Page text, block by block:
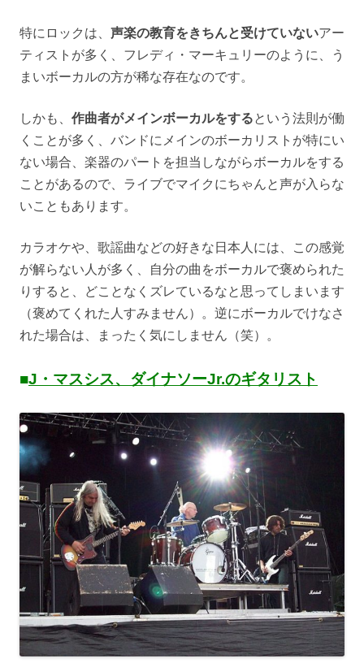
特にロックは、 声楽の教育をきちんと受けていないアー
ティストが多く、フレディ・マーキュリーのように、う
まいボーカルの方が稀な存在なのです。
しかも、 作曲者がメインボーカルをするという法則が働
くことが多く、バンドにメインのボーカリストが特にい
ない場合、楽器のパートを担当しながらボーカルをする
ことがあるので、ライブでマイクにちゃんと声が入らな
いこともあります。
カラオケや、歌謡曲などの好きな日本人には、この感覚
が解らない人が多く、自分の曲をボーカルで褒められた
りすると、どことなくズレているなと思ってしまいます
（褒めてくれた人すみません）。逆にボーカルでけなさ
れた場合は、まったく気にしません（笑）。
■J・マスシス、ダイナソーJr.のギタリスト